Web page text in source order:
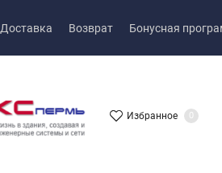
Доставка Возврат Бонусная
Избранное 0